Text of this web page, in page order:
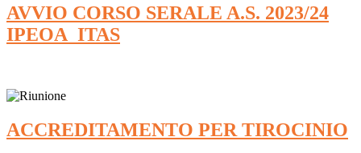
AVVIO CORSO SERALE A.S. 2023/24
IPEOA_ITAS
ACCREDITAMENTO PER TIROCINIO